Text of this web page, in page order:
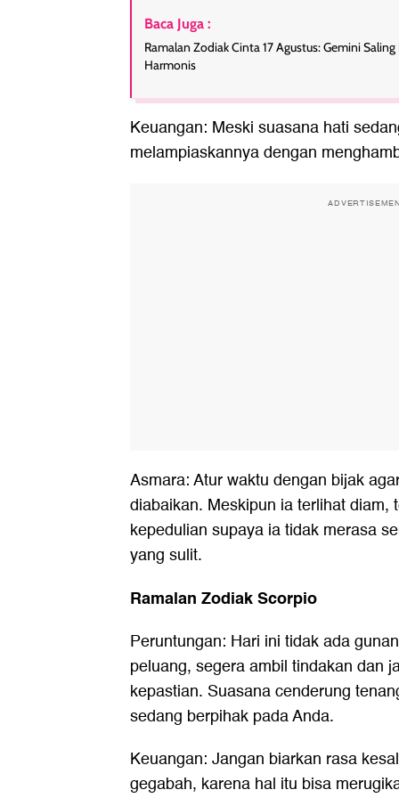
Baca Juga :
Ramalan Zodiak Cinta 17 Agustus: Gemini Saling
Harmonis
Keuangan: Meski suasana hati
melampiaskannya dengan
Asmara: Atur waktu dengan bijak
diabaikan. Meskipun ia terlihat diam,
kepedulian supaya ia tidak merasa
yang sulit.
Ramalan Zodiak Scorpio
Peruntungan: Hari ini tidak ada
peluang, segera ambil tindakan dan
kepastian. Suasana cenderung
sedang berpihak pada Anda.
Keuangan: Jangan biarkan rasa
gegabah, karena hal itu bisa